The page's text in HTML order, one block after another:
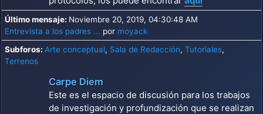
Último mensaje: Noviembre 20, 2019, 04:30:48 AM
Entrevista a los padres ... por moyack
Subforos Arte conceptual Sala de Redacción Tutoriales
Terrenos
Carpe Diem
Este es el espacio de discusión para los trabajos
de investigación y profundización que se realizan